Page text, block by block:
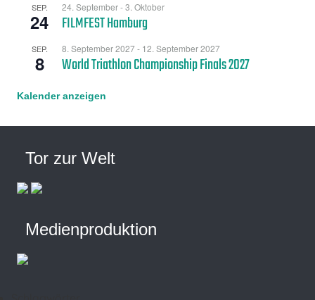
Tor zur Welt
Medienproduktion
SEP.
24
24. September-3. Oktober
FILMFEST Hamburg
SEP.
8
8. September 2027- 12. September 2027
World Triathlon Championship Finals 2027
Kalender anzeigen